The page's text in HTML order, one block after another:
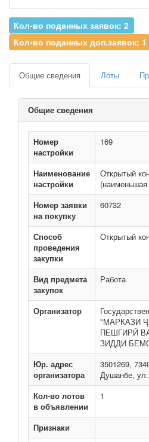
Кол-во поданных заявок: 2
Кол-во поданных доп.заявок: 1
Общие сведения Лоты
Общие сведения
Номер
настройки
169
Наименование
настройки
Открытый
(наименьшая
Номер заявки
на покупку
60732
Способ
проведения
закупки
Открытый
Вид предмета
закупок
Работа
Организатор
"МАРКАЗИ
ПЕШГИРӢ
ЗИДДИ
Юр. адрес
организатора
3501269,
Душанбе,
Кол-во лотов
в объявлении
1
Признаки